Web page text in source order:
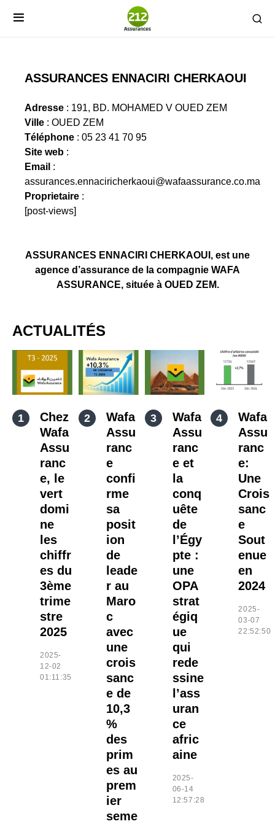
ASSURANCES ENNACIRI CHERKAOUI
Adresse : 191, BD. MOHAMED V OUED ZEM
Ville : OUED ZEM
Téléphone : 05 23 41 70 95
Site web :
Email :
assurances.ennaciricherkaoui@wafaassurance.co.ma
Proprietaire :
[post-views]
ASSURANCES ENNACIRI CHERKAOUI, est une
agence d’assurance de la compagnie WAFA
ASSURANCE, située à OUED ZEM.
ACTUALITÉS
Chez
Wafa
Assu
ranc
e, le
vert
domi
ne
les
chiffr
es du
3ème
trime
stre
2025
2025-
12-02
01:11:35
Wafa
Assu
ranc
e
confi
rme
sa
posit
ion
de
leade
r au
Maro
c
avec
une
crois
sanc
e de
10,3
%
des
prim
es au
prem
ier
seme
Wafa
Assu
ranc
e et
la
conq
uête
de
l’Égy
pte :
une
OPA
strat
égiq
ue
qui
rede
ssine
l’ass
uran
ce
afric
aine
2025-
06-14
12:57:28
Wafa
Assu
ranc
e:
Une
Crois
sanc
e
Sout
enue
en
2024
2025-
03-07
22:52:50